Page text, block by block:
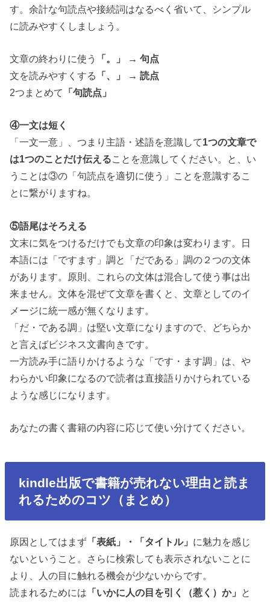
す。余計な句読点や接続詞はなるべく省いて、シンプル
に読みやすくしましょう。
文章の終わりに使う
「。」 → 句点
文を読みやすくする
「、」 → 読点
2つまとめて
「句読点」
④一文は短く
「一文一意」、つまり主語・述語を意識して1つの文章で
は1つのことだけ伝えることを意識してください。と、い
うことは③の「句読点を適切に使う」ことを意識するこ
とに繋がりますね。
⑤語尾はそろえる
文末に気をつけるだけでも文章の印象は変わります。日
本語には「ですます」調と「だである」調の２つの文体
があります。 原則、これらの文体は混合して使う事は出
来ません。文体を混ぜて文章を書くと、文章としてのイ
メージに統一感が無くなります。
「だ・である調」は堅い文章になりますので、どちらか
と言えばビジネス文書向きです。
一方読み手に語りかけるような「です・ます調」は、や
わらかい印象になるので読者は直接語りかけられている
ような感じになります。
あなたの書く書籍の内容に応じて使い分けてください。
kindle出版で書籍が売れない理由と読ま
れるためのコツ（まとめ）
原因としてはまず 「表紙」・「タイトル」 に魅力を感じ
ないということ。 さらに検索しても表示されないことに
より、人の目に触れる機会が少ないからです。
読まれるためには 「いかに人の目を引く（惹く）か」 と